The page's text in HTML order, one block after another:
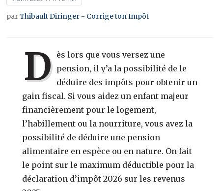
parThibault Diringer - Corrige ton Impôt
D ès lors que vous versez une
pension, il y’a la possibilité de le
déduire des impôts pour obtenir un
gain fiscal. Si vous aidez un enfant majeur
financièrement pour le logement,
l’habillement ou la nourriture, vous avez la
possibilité de déduire une pension
alimentaire en espèce ou en nature. On fait
le point sur le maximum déductible pour la
déclaration d’impôt 2026 sur les revenus